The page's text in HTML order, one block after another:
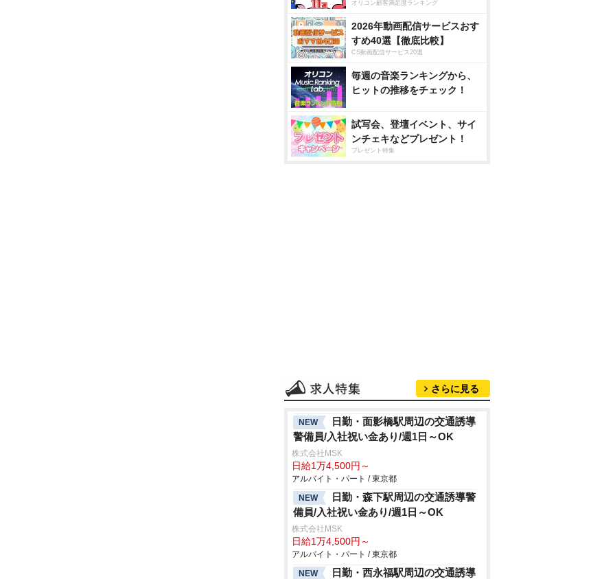
オリコン顧客満足度ランキング
2026年動画配信サービスおす
すめ40選【徹底比較】
CS動画配信サービス20選
毎週の音楽ランキングから、
ヒットの推移をチェック！
試写会、登壇イベント、サイ
ンチェキなどプレゼント！
プレゼント特集
さらに見る
NEW
日勤・面影橋駅周辺の交通誘導
警備員/入社祝い金あり/週1日～OK
株式会社MSK
日給1万4,500円～
アルバイト・パート / 東京都
NEW
日勤・森下駅周辺の交通誘導警
備員/入社祝い金あり/週1日～OK
株式会社MSK
日給1万4,500円～
アルバイト・パート / 東京都
NEW
日勤・西永福駅周辺の交通誘導